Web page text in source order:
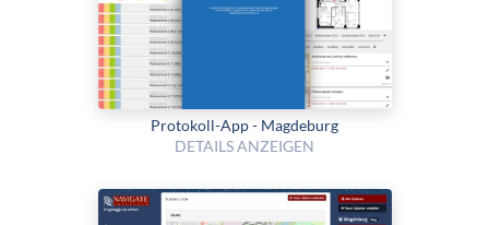
Protokoll-App - Magdeburg
DETAILS ANZEIGEN